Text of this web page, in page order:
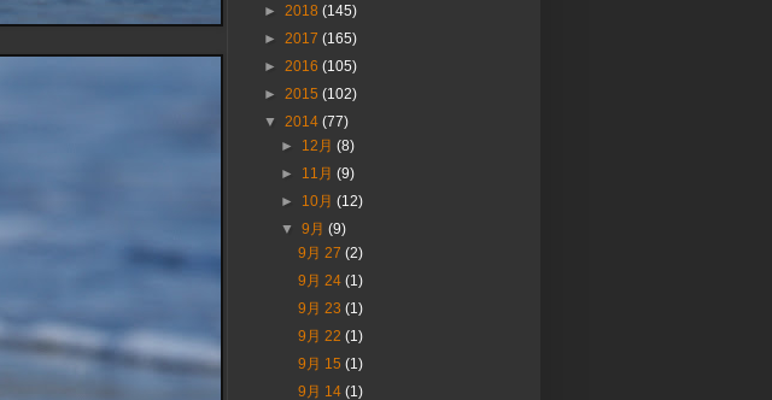
► 2018 (145)
► 2017 (165)
► 2016 (105)
► 2015 (102)
▼ 2014 (77)
► 12月(8)
► 11月(9)
► 10月(12)
▼9月(9)
9月 27 (2)
9月 24 (1)
9月 23 (1)
9月 22 (1)
9月 15 (1)
9月 14 (1)